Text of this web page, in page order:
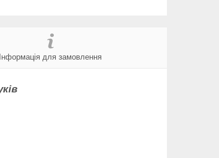
Інформація для замовлення